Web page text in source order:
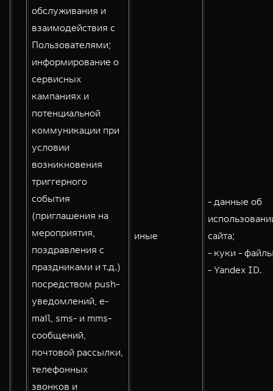
обслуживания и
взаимодействия с
Пользователями;
информирование о
сервисных
кампаниях и
потенциальной
коммуникации при
условии
возникновения
триггерного
события
(приглашения на
мероприятия,
поздравления с
праздниками и т.д.)
посредством push-
уведомлений, e-
mail, sms- и mms-
сообщений,
почтовой рассылки,
телефонных
звонков и
иные
- данные об
сайта;
- куки -
- Yandex ID.